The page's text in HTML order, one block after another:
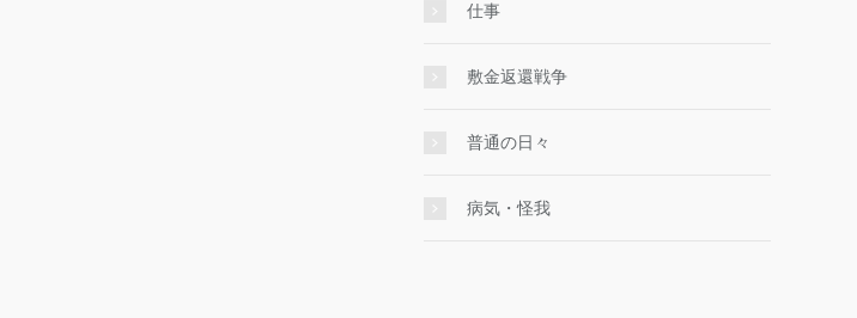
仕事
敷金返還戦争
普通の日々
病気・怪我